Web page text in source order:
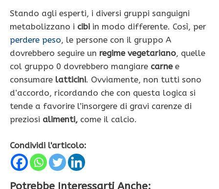
Stando agli esperti, i diversi gruppi sanguigni
metabolizzano i cibi in modo differente. Così, per
perdere peso, le persone con il gruppo A
dovrebbero seguire un regime vegetariano, quelle
col gruppo 0 dovrebbero mangiare carnee
consumare latticini. Ovviamente, non tutti sono
d’accordo, ricordando che con questa logica si
tende a favorire l’insorgere di gravi carenze di
preziosi alimenti, come il calcio.
Condividi l'articolo:
Potrebbe Interessarti Anche: